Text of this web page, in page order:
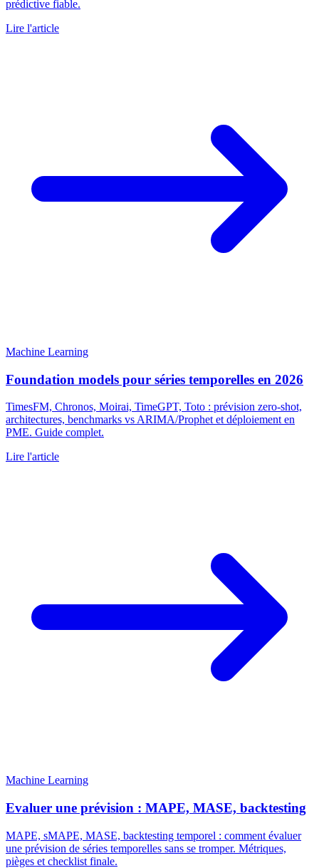
prédictive fiable.
Lire l'article
Machine Learning
Foundation models pour séries temporelles en 2026
TimesFM, Chronos, Moirai, TimeGPT, Toto : prévision zero-shot,
architectures, benchmarks vs ARIMA/Prophet et déploiement en
PME. Guide complet.
Lire l'article
Machine Learning
Evaluer une prévision : MAPE, MASE, backtesting
MAPE, sMAPE, MASE, backtesting temporel : comment évaluer
une prévision de séries temporelles sans se tromper. Métriques,
pièges et checklist finale.